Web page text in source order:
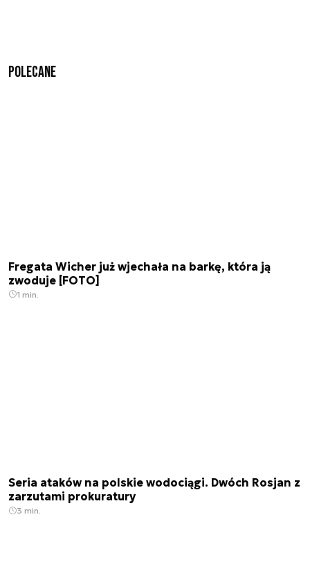
Polecane
Fregata Wicher już wjechała na barkę, która ją
zwoduje [FOTO]
1 min.
Seria ataków na polskie wodociągi. Dwóch Rosjan z
zarzutami prokuratury
3 min.